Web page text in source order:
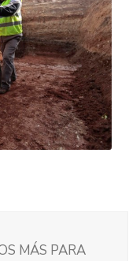
MÁS PARA